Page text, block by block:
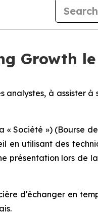
Growth
analystes, à assister
Société ») (Bourse
en utilisant des
présentation lors de
d'échanger en